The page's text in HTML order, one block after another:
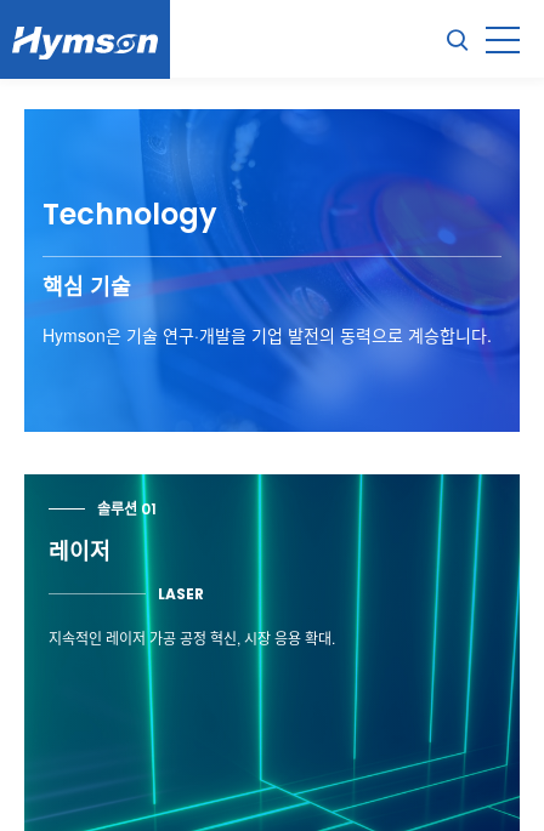
Technology
핵심 기술
Hymson은 기술 연구·개발을 기업 발전의 동력으로 계승합니다.
솔루션 01
레이저
LASER
지속적인 레이저 가공 공정 혁신, 시장 응용 확대.